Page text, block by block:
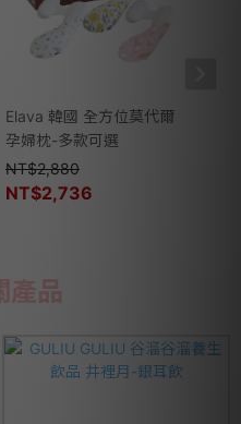
Elava 韓國 全方位莫代爾
孕婦枕-多款可選
NT$2,880
NT$2,736
產品